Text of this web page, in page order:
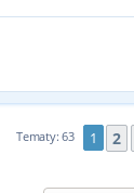
Tematy: 63 1 2